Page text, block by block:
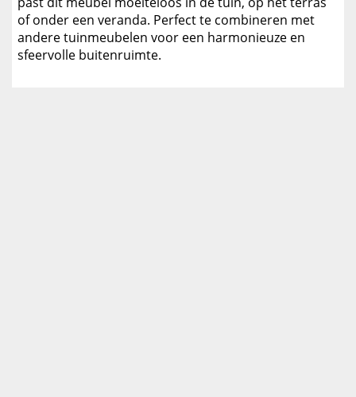
of onder een veranda. Perfect te combineren met
andere tuinmeubelen voor een harmonieuze en
sfeervolle buitenruimte.